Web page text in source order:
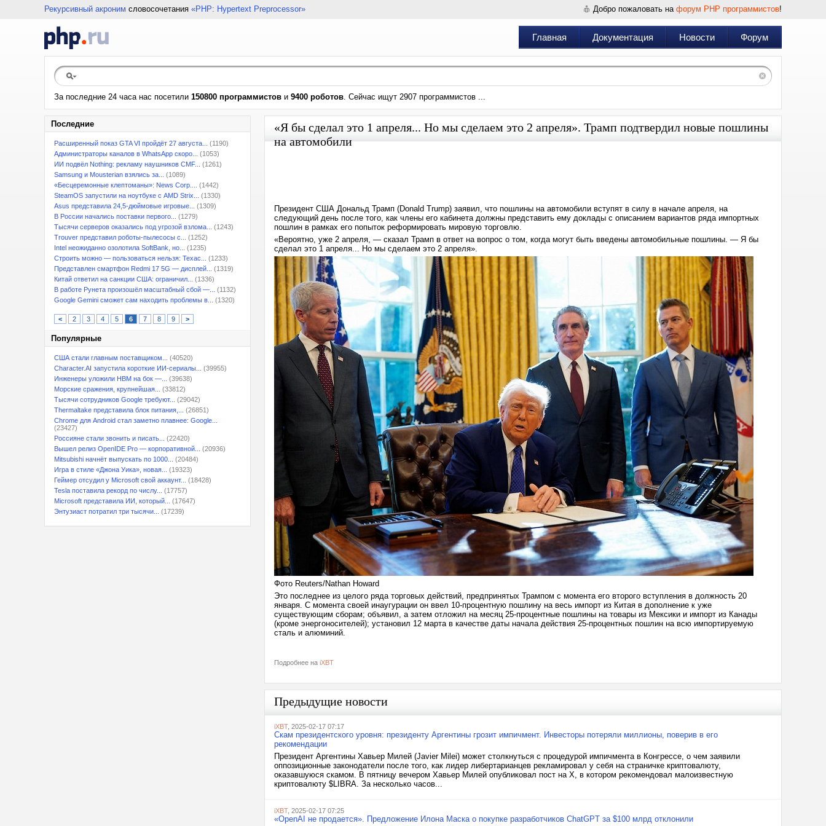
Рекурсивный акроним словосочетания «PHP: Hypertext Preprocessor» Добро пожаловать на форум PHP программистов!
Главная Документация Новости Форум
За последние 24 часа нас посетили 150800 программистов и 9400 роботов. Сейчас ищут 2907 программистов ...
Последние
Расширенный показ GTA VI пройдёт 27 августа...
(1190)
Администраторы каналов в WhatsApp скоро...
(1053)
ИИ подвёл Nothing: рекламу наушников CMF...
(1261)
Samsung и Mousterian взялись за...
(1089)
«Бесцеремонные клептоманы»: News Corp....
(1442)
SteamOS запустили на ноутбуке с AMD Strix...
(1330)
Asus представила 24,5-дюймовые игровые...
(1309)
В России начались поставки первого...
(1279)
Тысячи серверов оказались под угрозой взлома...
(1243)
Trouver представил роботы-пылесосы с...
(1252)
Intel неожиданно озолотила SoftBank, но...
(1235)
Строить можно — пользоваться нельзя: Техас...
(1233)
Представлен смартфон Redmi 17 5G — дисплей...
(1319)
Китай ответил на санкции США: ограничил...
(1336)
В работе Рунета произошёл масштабный сбой —...
(1132)
Google Gemini сможет сам находить проблемы в...
(1320)
< 2 3 4 5 6 7 8 9 >
Популярные
США стали главным поставщиком...
(40520)
Character.AI запустила короткие ИИ-сериалы...
(39955)
Инженеры уложили HBM на бок —...
(39638)
Морские сражения, крупнейшая...
(33812)
Тысячи сотрудников Google требуют...
(29042)
Thermaltake представила блок питания,...
(26851)
Chrome для Android стал заметно плавнее: Google...
(23427)
Россияне стали звонить и писать...
(22420)
Вышел релиз OpenIDE Pro — корпоративной...
(20936)
Mitsubishi начнёт выпускать по 1000...
(20484)
Игра в стиле «Джона Уика», новая...
(19323)
Геймер отсудил у Microsoft свой аккаунт...
(18428)
Tesla поставила рекорд по числу...
(17757)
Microsoft представила ИИ, который...
(17647)
Энтузиаст потратил три тысячи...
(17239)
«Я бы сделал это 1 апреля... Но мы сделаем это 2 апреля». Трамп подтвердил новые пошлины
на автомобили
Президент США Дональд Трамп (Donald Trump) заявил, что пошлины на автомобили вступят в силу в начале апреля, на
следующий день после того, как члены его кабинета должны представить ему доклады с описанием вариантов ряда импортных
пошлин в рамках его попыток реформировать мировую торговлю.
«Вероятно, уже 2 апреля, — сказал Трамп в ответ на вопрос о том, когда могут быть введены автомобильные пошлины. — Я бы
сделал это 1 апреля... Но мы сделаем это 2 апреля».
Фото Reuters/Nathan Howard
Это последнее из целого ряда торговых действий, предпринятых Трампом с момента его второго вступления в должность 20
января. С момента своей инаугурации он ввел 10-процентную пошлину на весь импорт из Китая в дополнение к уже
существующим сборам; объявил, а затем отложил на месяц 25-процентные пошлины на товары из Мексики и импорт из Канады
(кроме энергоносителей); установил 12 марта в качестве даты начала действия 25-процентных пошлин на всю импортируемую
сталь и алюминий.
Подробнее на iXBT
Предыдущие новости
iXBT, 2025-02-17 07:17
Скам президентского уровня: президенту Аргентины грозит импичмент. Инвесторы потеряли миллионы, поверив в его
рекомендации
Президент Аргентины Хавьер Милей (Javier Milei) может столкнуться с процедурой импичмента в Конгрессе, о чем заявили
оппозиционные законодатели после того, как лидер либертарианцев рекламировал у себя на страничке криптовалюту,
оказавшуюся скамом. В пятницу вечером Хавьер Милей опубликовал пост на X, в котором рекомендовал малоизвестную
криптовалюту $LIBRA. За несколько часов...
iXBT, 2025-02-17 07:25
«OpenAI не продается». Предложение Илона Маска о покупке разработчиков ChatGPT за $100 млрд отклонили